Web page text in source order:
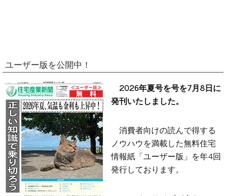
ユーザー版を公開中！
2026年夏号を号を7月8日に
発刊いたしました。
消費者向けの読んで得する
ノウハウを満載した無料住宅
情報紙「ユーザー版」を年4回
発行しております。